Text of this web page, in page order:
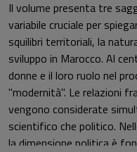
Il volume presenta tre
variabile cruciale per
squilibri territoriali, la
sviluppo in Marocco. Al
donne e il loro ruolo nel
"modernità". Le relazioni
vengono considerate
scientifico che politico.
la dimensione politica è